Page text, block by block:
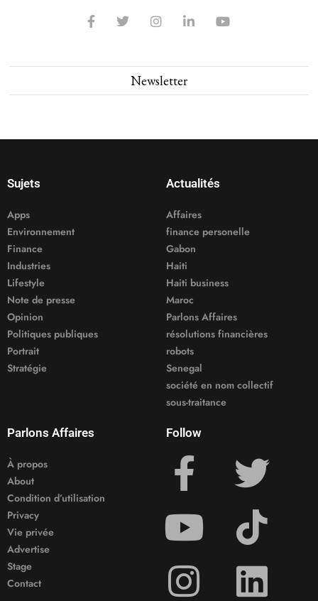
Newsletter
Sujets
Apps
Environnement
Finance
Industries
Lifestyle
Note de presse
Opinion
Politiques publiques
Portrait
Stratégie
Actualités
Affaires
finance personelle
Gabon
Haiti
Haiti business
Maroc
Parlons Affaires
résolutions financières
robots
Senegal
société en nom collectif
sous-traitance
Parlons Affaires
À propos
About
Condition d’utilisation
Privacy
Vie privée
Advertise
Stage
Contact
Follow